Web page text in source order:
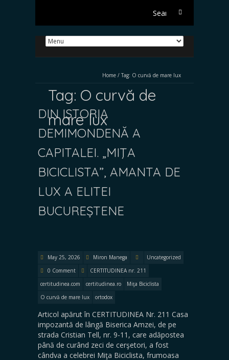
Search
Home / Tag: O curvă de mare lux
Tag: O curvă de
mare lux
DIN ISTORIA
DEMIMONDENĂ A
CAPITALEI. „MIŢA
BICICLISTA”, AMANTA DE
LUX A ELITEI
BUCUREȘTENE
May 25, 2026 Miron Manega
Uncategorized
0 Comment
CERTITUDINEA nr. 211
certitudinea.com
certitudinea.ro
Miţa Biciclista
O curvă de mare lux
ortodox
Articol apărut în CERTITUDINEA Nr. 211 Casa
impozantă de lângă Biserica Amzei, de pe
strada Cristian Tell, nr. 9-11, care adăpostea
până de curând zeci de cerşetori, a fost
cândva a celebrei Miţa Biciclista, frumoasa